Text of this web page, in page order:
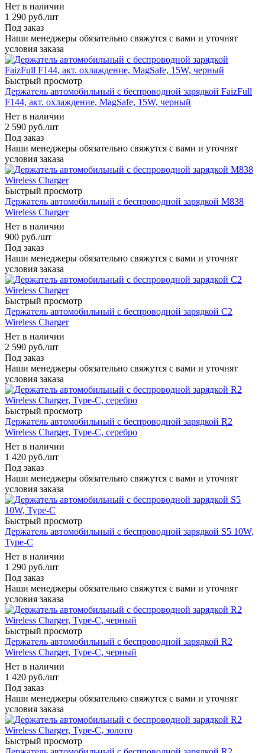
Нет в наличии
1 290 руб./шт
Под заказ
Наши менеджеры обязательно свяжутся с вами и уточнят
условия заказа
Быстрый просмотр
Держатель автомобильный c беспроводной зарядкой FaizFull
F144, акт. охлаждение, MagSafe, 15W, черный
Нет в наличии
2 590 руб./шт
Под заказ
Наши менеджеры обязательно свяжутся с вами и уточнят
условия заказа
Быстрый просмотр
Держатель автомобильный с беспроводной зарядкой M838
Wireless Charger
Нет в наличии
900 руб./шт
Под заказ
Наши менеджеры обязательно свяжутся с вами и уточнят
условия заказа
Быстрый просмотр
Держатель автомобильный с беспроводной зарядкой C2
Wireless Charger
Нет в наличии
2 590 руб./шт
Под заказ
Наши менеджеры обязательно свяжутся с вами и уточнят
условия заказа
Быстрый просмотр
Держатель автомобильный с беспроводной зарядкой R2
Wireless Charger, Type-C, серебро
Нет в наличии
1 420 руб./шт
Под заказ
Наши менеджеры обязательно свяжутся с вами и уточнят
условия заказа
Быстрый просмотр
Держатель автомобильный с беспроводной зарядкой S5 10W,
Type-C
Нет в наличии
1 290 руб./шт
Под заказ
Наши менеджеры обязательно свяжутся с вами и уточнят
условия заказа
Быстрый просмотр
Держатель автомобильный с беспроводной зарядкой R2
Wireless Charger, Type-C, черный
Нет в наличии
1 420 руб./шт
Под заказ
Наши менеджеры обязательно свяжутся с вами и уточнят
условия заказа
Быстрый просмотр